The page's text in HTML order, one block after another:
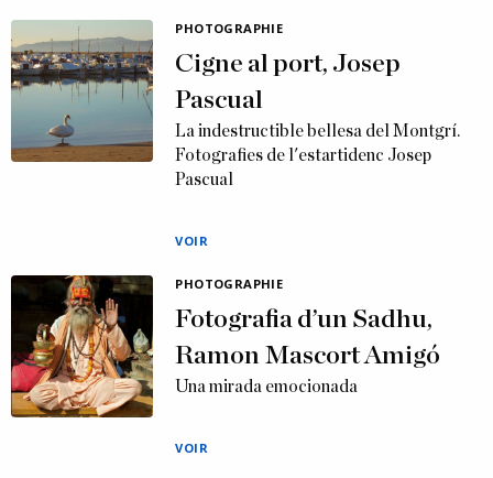
PHOTOGRAPHIE
Cigne al port, Josep
Pascual
La indestructible bellesa del Montgrí.
Fotografies de l'estartidenc Josep
Pascual
VOIR
PHOTOGRAPHIE
Fotografia d’un Sadhu,
Ramon Mascort Amigó
Una mirada emocionada
VOIR